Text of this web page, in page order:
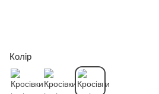
Колір